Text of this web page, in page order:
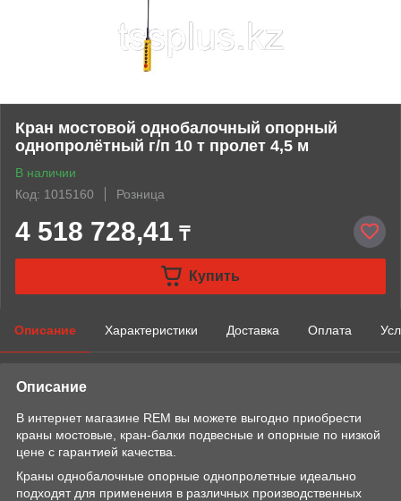
Кран мостовой однобалочный опорный
однопролётный г/п 10 т пролет 4,5 м
В наличии
Код: 1015160
Розница
4 518 728,41 ₸
Купить
Описание Характеристики Доставка Оплата
Описание
В интернет магазине REM вы можете выгодно приобрести
краны мостовые, кран-балки подвесные и опорные по низкой
цене с гарантией качества.
Краны однобалочные опорные однопролетные идеально
подходят для применения в различных производственных